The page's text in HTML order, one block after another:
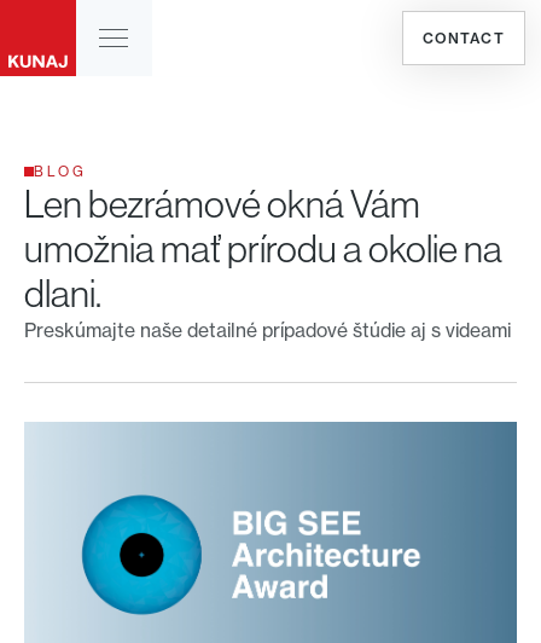
CONTACT
BLOG
Len bezrámové okná Vám
umožnia mať prírodu a okolie na
dlani.
Preskúmajte naše detailné prípadové štúdie aj s videami